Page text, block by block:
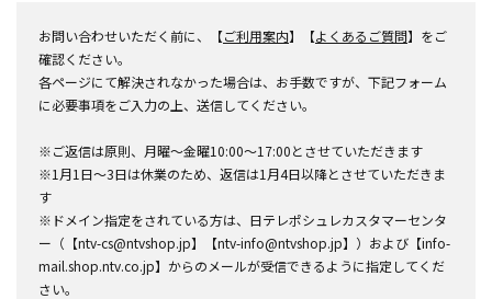
お問い合わせいただく前に、【ご利用案内】【よくあるご質問】をご
確認ください。
各ページにて解決されなかった場合は、お手数ですが、下記フォーム
に必要事項をご入力の上、送信してください。
※ご返信は原則、月曜～金曜10:00～17:00とさせていただきます
※1月1日～3日は休業のため、返信は1月4日以降とさせていただきま
す
※ドメイン指定をされている方は、日テレポシュレカスタマーセンタ
ー（【ntv-cs@ntvshop.jp】【ntv-info@ntvshop.jp】）および【info-
mail.shop.ntv.co.jp】からのメールが受信できるように指定してくだ
さい。